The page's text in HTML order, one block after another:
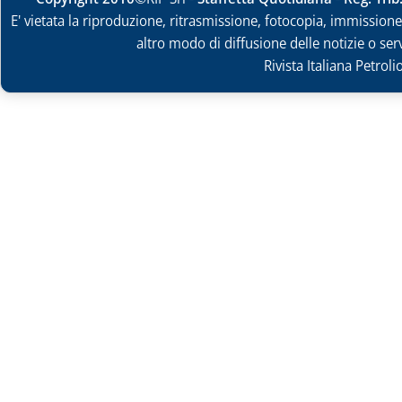
E' vietata la riproduzione, ritrasmissione, fotocopia,
altro modo di diffusione delle notizie o
Rivista Italiana